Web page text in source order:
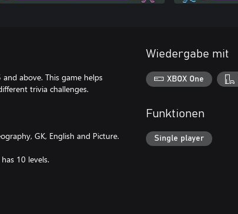
above. This game helps
trivia challenges.
GK, English and Picture.
10 levels.
Wiedergabe mit
XBOX One
Funktionen
Single player